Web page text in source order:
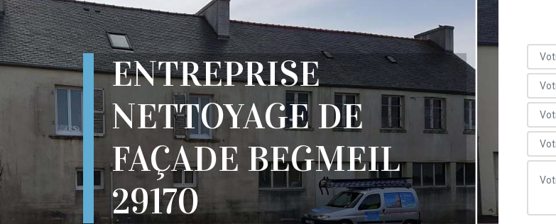
ENTREPRISE
NETTOYAGE DE
FAÇADE BEGMEIL
29170